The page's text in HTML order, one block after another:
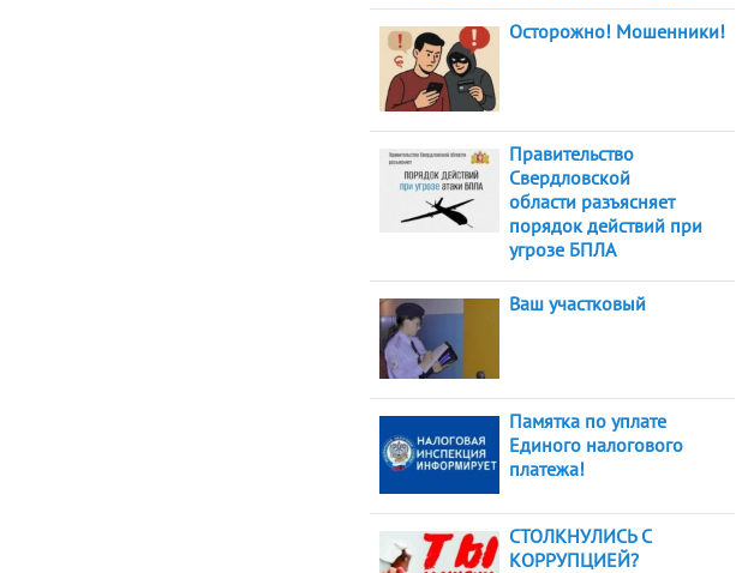
Осторожно! Мошенники!
Правительство
Свердловской
области разъясняет
порядок действий при
угрозе БПЛА
Ваш участковый
Памятка по уплате
Единого налогового
платежа!
СТОЛКНУЛИСЬ С
КОРРУПЦИЕЙ?